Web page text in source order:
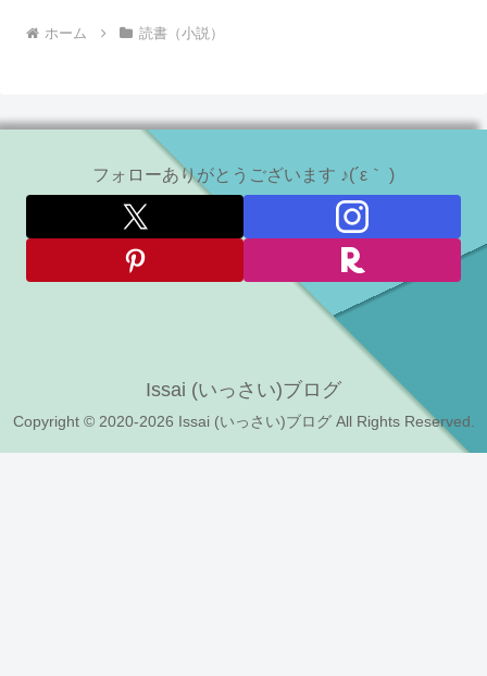
ホーム 読書（小説）
フォローありがとうございます ♪(´ε｀ )
Issai (いっさい)ブログ
Copyright © 2020-2026 Issai (いっさい)ブログ All Rights Reserved.